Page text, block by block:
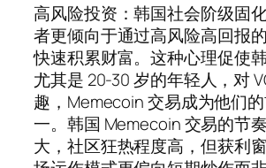
高风险投资：韩国社会阶级固
者更倾向于通过高风险高回报
快速积累财富。这种心理促使
尤其是 20-30 岁的年轻人，对
趣，Memecoin 交易成为他们
一。韩国 Memecoin 交易的节
大，社区狂热程度高，但获利